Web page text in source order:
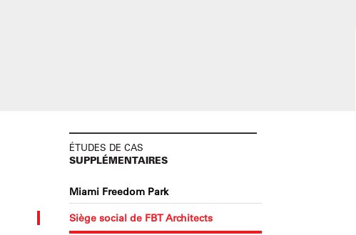
ÉTUDES DE CAS
SUPPLÉMENTAIRES
Miami Freedom Park
Siège social de FBT Architects